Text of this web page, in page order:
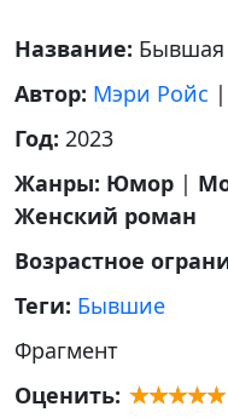
Название: Бывшая
Автор: Мэри Ройс |
Год: 2023
Жанры: Юмор |
Женский роман
Возрастное
Теги: Бывшие
Фрагмент
Оценить: